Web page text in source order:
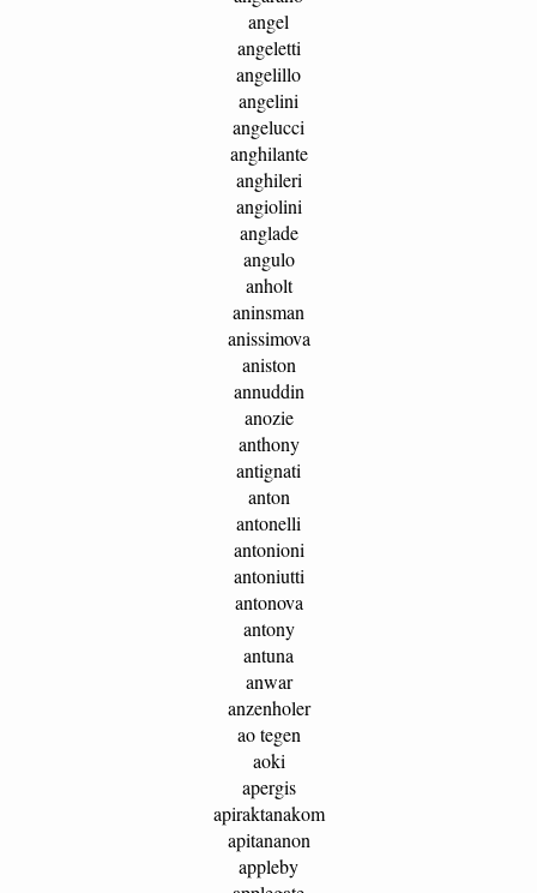
angel
angeletti
angelillo
angelini
angelucci
anghilante
anghileri
angiolini
anglade
angulo
anholt
aninsman
anissimova
aniston
annuddin
anozie
anthony
antignati
anton
antonelli
antonioni
antoniutti
antonova
antony
antuna
anwar
anzenholer
ao tegen
aoki
apergis
apiraktanakom
apitananon
appleby